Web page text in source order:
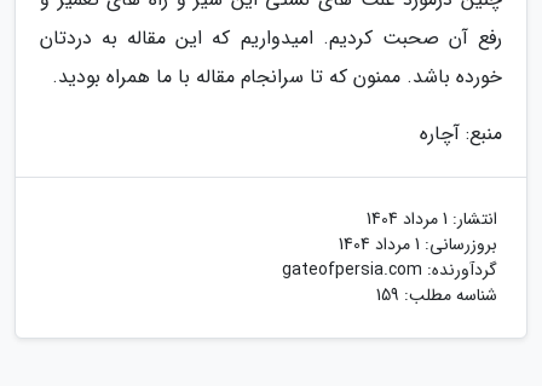
رفع آن صحبت کردیم. امیدواریم که این مقاله به دردتان
خورده باشد. ممنون که تا سرانجام مقاله با ما همراه بودید.
منبع: آچاره
انتشار: 1 مرداد 1404
بروزرسانی: 1 مرداد 1404
گردآورنده: gateofpersia.com
شناسه مطلب: 159